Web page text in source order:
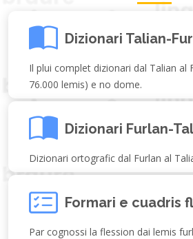
Dizionari Talian-
Il plui complet dizionari dal Talian al
76.000 lemis) e no dome.
Dizionari Furlan-
Dizionari ortografic dal Furlan al
Formari e cuadris
Par cognossi la flession dai lemis